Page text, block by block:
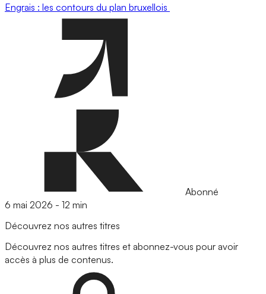
Engrais : les contours du plan bruxellois
Abonné
6 mai 2026 - 12 min
Découvrez nos autres titres
Découvrez nos autres titres et abonnez-vous pour avoir
accès à plus de contenus.